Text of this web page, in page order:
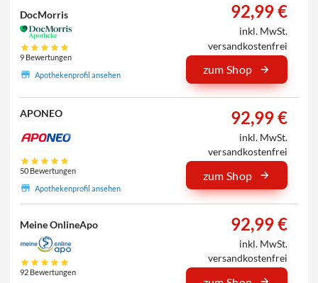
DocMorris
9 Bewertungen
Apothekenprofil ansehen
92,99 €
inkl. MwSt.
versandkostenfrei
zum Shop
APONEO
50 Bewertungen
Apothekenprofil ansehen
92,99 €
inkl. MwSt.
versandkostenfrei
zum Shop
Meine OnlineApo
92 Bewertungen
92,99 €
inkl. MwSt.
versandkostenfrei